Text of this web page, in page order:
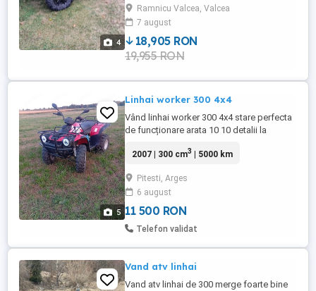
4
Transmisie finala Pe Cardan Dimensiuni
2283 x 1150 x 1293 mm Garda la sol (mm)
253 Masa proprie 364 ...
Ramnicu Valcea, Valcea
7 august
18,905 RON
19,955 RON
5
Linhai worker 300 4x4
Vând linhai worker 300 4x4 stare perfecta
de funcționare arata 10 10 detalii la
2007 | 300 cm3 | 5000 km
Pitesti, Arges
6 august
11 500 RON
Telefon validat
Vand atv linhai
Vand atv linhai de 300 merge foarte bine